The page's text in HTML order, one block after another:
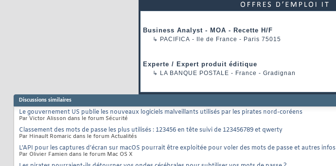
Business Analyst - MOA - Recette H/F
↳ PACIFICA - Ile de France - Paris 75015
Experte / Expert produit éditique
↳ LA BANQUE POSTALE - France - Gradignan
Discussions similaires
Le gouvernement US publie les nouveaux logiciels malveillants utilisés par les pirates nord-coréens
Par Victor Alisson dans le forum Sécurité
Classement des mots de passe les plus utilisés : 123456 en tête suivi de 123456789 et qwerty
Par Hinault Romaric dans le forum Actualités
L’API pour les captures d’écran sur macOS pourrait être exploitée pour voler des mots de passe et autres infos
Par Olivier Famien dans le forum Mac OS X